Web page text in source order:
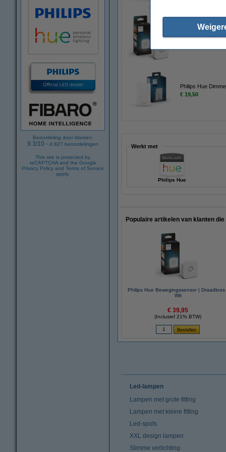
Beoordeling door klanten:
9.3/10 - 4.827 beoordelingen
This site is protected by
reCAPTCHA and the Google
Privacy Policy and Terms of Service
apply.
Philips Hue
€ 19,50
Werkt met
Philips Hue
Populaire artikelen van klanten
Philips Hue Bewegingssensor | Draadloos
Wit
€ 39,95
(Inclusief 21% BTW)
Led-lampen
Lampen met grote fitting
Lampen met kleine fitting
Led-spots
XXL design lampen
Slimme verlichting